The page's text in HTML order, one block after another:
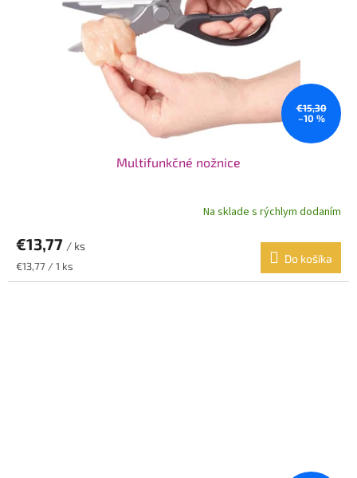
€15,30
–10 %
Multifunkčné nožnice
Na sklade s rýchlym dodaním
€13,77 / ks
Jednotková
cena:
€13,77 / 1 ks
Do košíka